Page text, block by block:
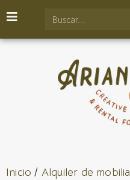
Inicio / Alquiler de